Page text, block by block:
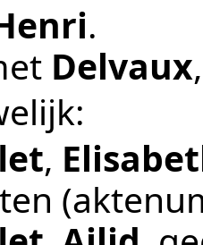
.
Delvaux
,